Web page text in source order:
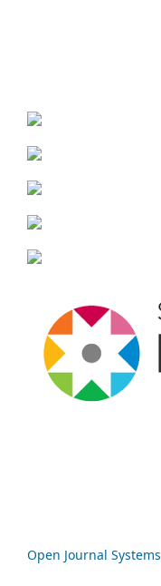
Open Journal Systems